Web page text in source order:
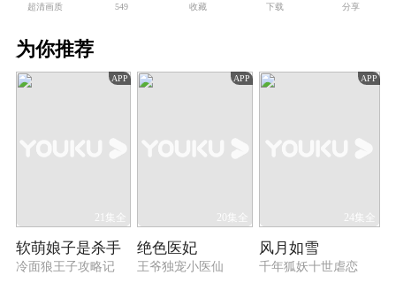
嫁到了延国五皇子赫连轩的府上，赫连轩虽然看
却被一次次突如其来的变故掀起涟漪，两人只能
决意一起对抗赫连尘和其身后的柳贵妃。冷离誓
为了前世的冤屈和今生的挚爱。
超清画质 549 收藏 下载 分享
为你推荐
APP
21集全
软萌娘子是杀手
冷面狼王子攻略记
APP
20集全
绝色医妃
王爷独宠小医仙
APP
24集全
风月如雪
千年狐妖十世虐恋